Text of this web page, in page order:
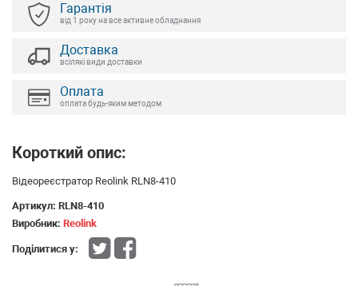
Гарантія
від 1 року на все активне обладнання
Доставка
всілякі види доставки
Оплата
оплата будь-яким методом
Короткий опис:
Відеореєстратор Reolink RLN8-410
Артикул: RLN8-410
Виробник: Reolink
Поділитися у: